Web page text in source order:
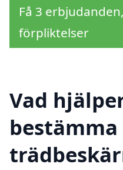
Få 3
förpliktelser
Vad